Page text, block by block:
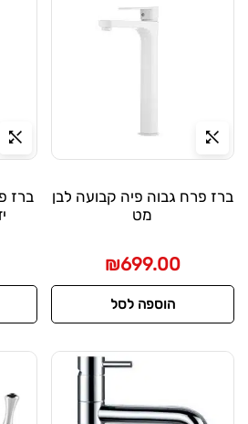
ברז פרח גבוה פיה קבועה לבן
מט
₪699.00
הוספה לסל
ברז